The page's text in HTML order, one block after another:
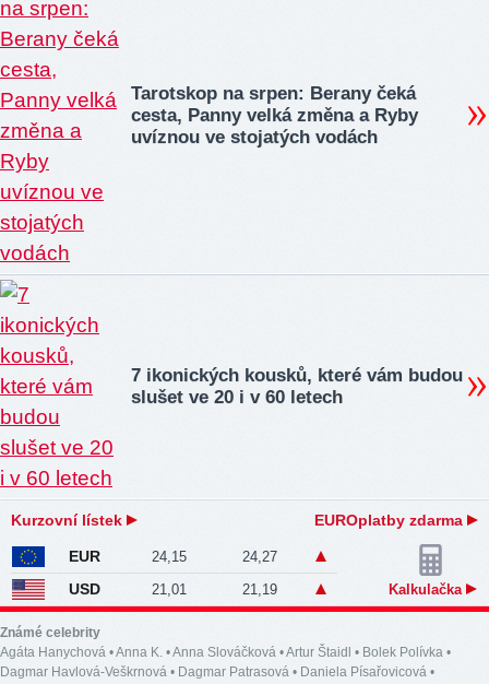
Tarotskop na srpen: Berany čeká
cesta, Panny velká změna a Ryby
uvíznou ve stojatých vodách
7 ikonických kousků, které vám budou
slušet ve 20 i v 60 letech
Kurzovní lístek EUROplatby zdarma
EUR 24,15 24,27
USD 21,01 21,19 Kalkulačka
Známé celebrity
Agáta Hanychová •Anna K. •Anna Slováčková •Artur Štaidl • Bolek Polívka •
Dagmar Havlová-Veškrnová • Dagmar Patrasová • Daniela Písařovicová •